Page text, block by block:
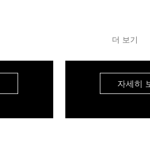
더 보기
자세히